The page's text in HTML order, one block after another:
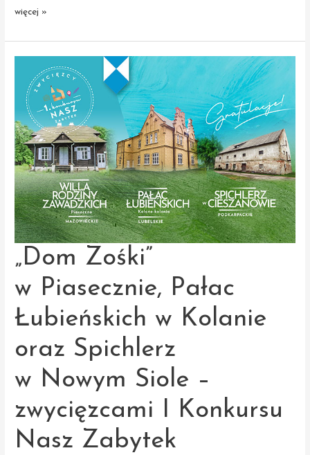
Uwaga
Piaseczna,
Kolonii
i Nowego
Sioła.
Trwa
II Konkurs
Nasz
Zabytek
więcej »
„Dom Zośki”
w Piasecznie, Pałac
Łubieńskich w Kolanie
oraz Spichlerz
w Nowym Siole –
zwycięzcami I Konkursu
Nasz Zabytek